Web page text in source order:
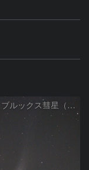
ポンス・ブルックス彗星（12P/Pons-Brooks）2024/04/01